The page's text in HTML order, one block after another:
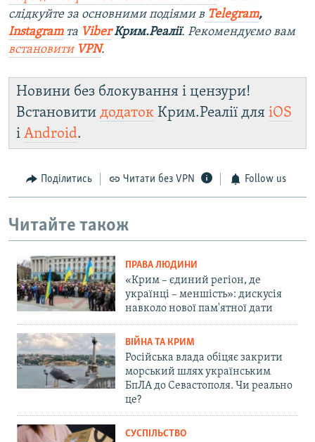
слідкуйте за основними подіями в Telegram,
Instagramта ViberКрим.Реалії. Рекомендуємо вам
встановити VPN.
Новини без блокування і цензури!
Встановити додаток Крим.Реалії для iOS
і Android.
Поділитись Читати без VPN Follow us
Читайте також
ПРАВА ЛЮДИНИ
«Крим – єдиний регіон, де
українці – меншість»: дискусія
навколо нової пам'ятної дати
ВІЙНА ТА КРИМ
Російська влада обіцяє закрити
морський шлях українським
БпЛА до Севастополя. Чи реально
це?
СУСПІЛЬСТВО